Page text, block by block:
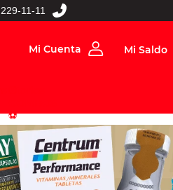
11-11
Mi Cuenta Mi Saldo
⚽️